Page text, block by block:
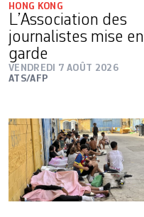
HONG KONG
L’Association des
journalistes mise en
garde
VENDREDI 7 AOÛT 2026
ATS/AFP